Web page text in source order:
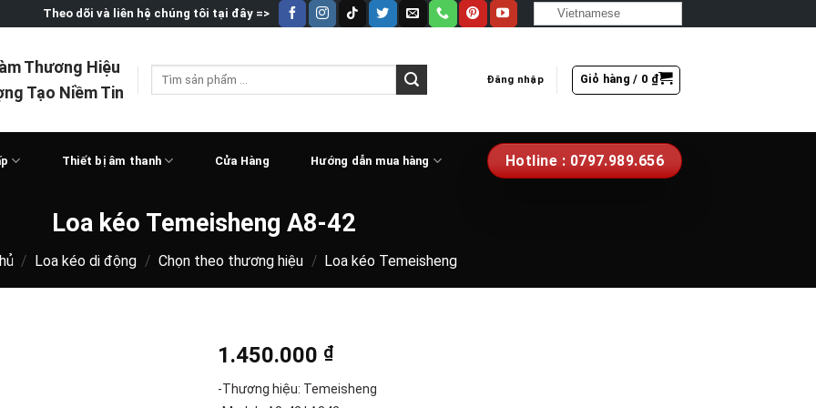
Theo dõi và liên hệ chúng tôi tại đây => Vietnamese
Thương Hiệu
Tạo Niềm Tin
Tìm
Đăng nhập Giỏ hàng / 0 ₫
Thiết bị âm thanh Cửa Hàng Hướng dẫn mua hàng Hotline : 0797.989.656
Loa kéo Temeisheng A8-42
/ Loa kéo di động / Chọn theo thương hiệu / Loa kéo Temeisheng
1.450.000 ₫
-Thương hiệu: Temeisheng